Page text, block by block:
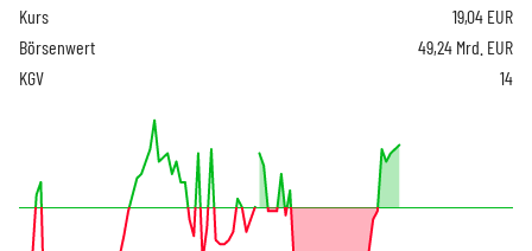
Kurs 19,04 EUR
Börsenwert
49,24 Mrd. EUR
KGV
14